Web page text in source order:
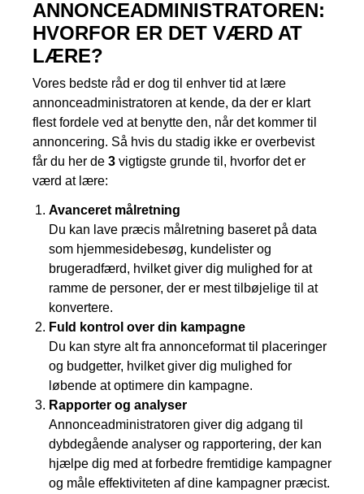
ANNONCEADMINISTRATOREN:
HVORFOR ER DET VÆRD AT
LÆRE?
Vores bedste råd er dog til enhver tid at lære
annonceadministratoren at kende, da der er klart
flest fordele ved at benytte den, når det kommer til
annoncering. Så hvis du stadig ikke er overbevist
får du her de 3 vigtigste grunde til, hvorfor det er
værd at lære:
Avanceret målretning
Du kan lave præcis målretning baseret på data
som hjemmesidebesøg, kundelister og
brugeradfærd, hvilket giver dig mulighed for at
ramme de personer, der er mest tilbøjelige til at
konvertere.
Fuld kontrol over din kampagne
Du kan styre alt fra annonceformat til placeringer
og budgetter, hvilket giver dig mulighed for
løbende at optimere din kampagne.
Rapporter og analyser
Annonceadministratoren giver dig adgang til
dybdegående analyser og rapportering, der kan
hjælpe dig med at forbedre fremtidige kampagner
og måle effektiviteten af dine kampagner præcist.